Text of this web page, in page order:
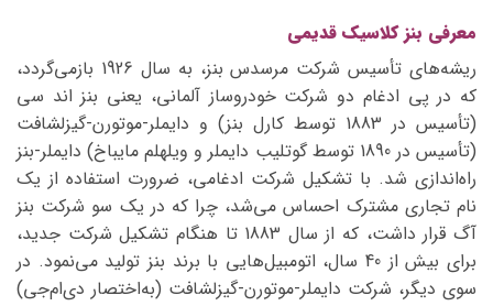
معرفی بنز کلاسیک قدیمی
ریشه‌های تأسیس شرکت مرسدس بنز، به سال 1926 بازمی‌گردد،
که در پی ادغام دو شرکت خودروساز آلمانی، یعنی بنز اند سی
(تأسیس در 1883 توسط کارل بنز) و دایملر-موتورن-گیزلشافت
(تأسیس در 1890 توسط گوتلیب دایملر و ویلهلم مایباخ) دایملر-بنز
راه‌اندازی شد. با تشکیل شرکت ادغامی، ضرورت استفاده از یک
نام تجاری مشترک احساس می‌شد، چرا که در یک سو شرکت بنز
آگ قرار داشت، که از سال 1883 تا هنگام تشکیل شرکت جدید،
برای بیش از 40 سال، اتومبیل‌هایی با برند بنز تولید می‌نمود. در
سوی دیگر، شرکت دایملر-موتورن-گیزلشافت (به‌اختصار دی‌ام‌جی)